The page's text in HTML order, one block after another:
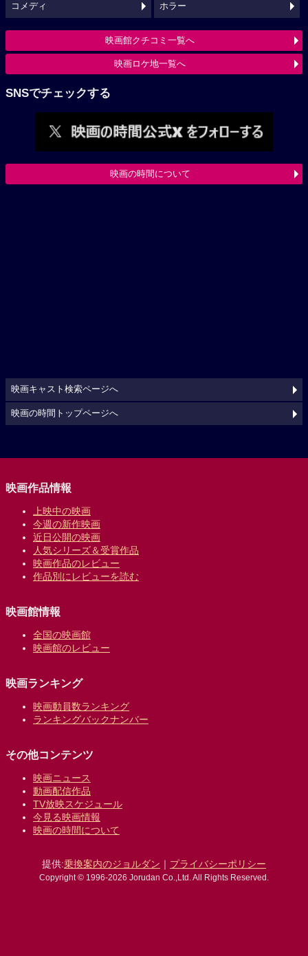
コメディ ホラー
映画館クチコミ一覧へ
映画ロケ地一覧へ
SNSでチェックする
映画の時間について
映画キャスト検索ページへ
映画の時間トップページへ
映画作品情報
上映中の映画
今週の新作映画
近日公開の映画
人気シリーズ＆受賞作品
映画作品のレビュー
作品別にレビューを読む
映画館情報
全国の映画館
映画館のレビュー
映画ランキング
映画動員数ランキング
ランキングバックナンバー
その他コンテンツ
映画ニュース
動画配信作品
TV放映スケジュール
今見る映画情報
映画の時間について
提供:乗換案内のジョルダン ｜ プライバシーポリシー
Copyright © 1996-2026 Jorudan Co.,Ltd. All Rights Reserved.